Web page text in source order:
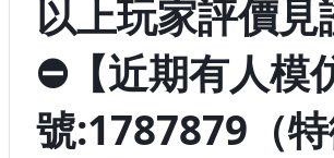
以上玩家評價
⛔【近期有人
號:1787879（